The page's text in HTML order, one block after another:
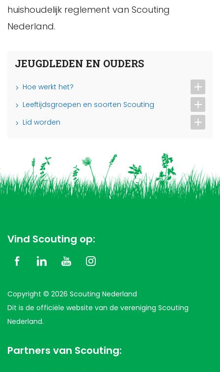
huishoudelijk reglement van Scouting
Nederland.
JEUGDLEDEN EN OUDERS
Hoe werkt het?
Leeftijdsgroepen en soorten Scouting
Lid worden
Vind Scouting op:
Copyright © 2026 Scouting Nederland
Dit is de officiële website van de vereniging Scouting
Nederland.
Partners van Scouting: